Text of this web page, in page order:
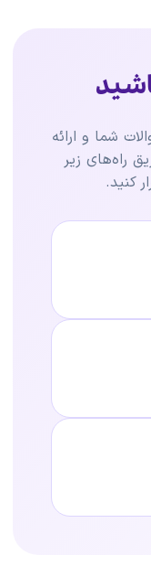
شما و ارائه
راه‌های زیر
کنید.